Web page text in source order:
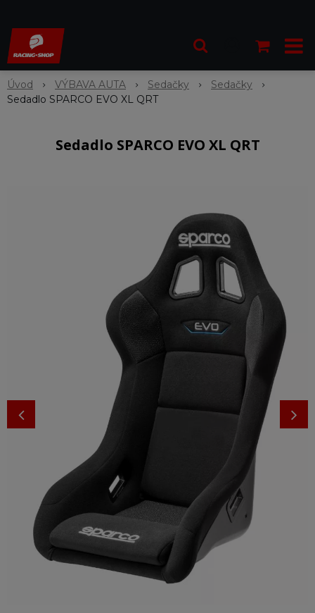
Úvod VÝBAVA AUTA Sedačky
Sedačky
Sedadlo SPARCO EVO XL QRT
Sedadlo SPARCO EVO XL QRT